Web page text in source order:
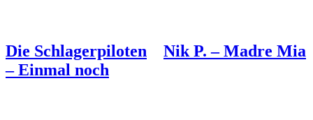
Die Schlagerpiloten
– Einmal noch
Nik P. – Madre Mia